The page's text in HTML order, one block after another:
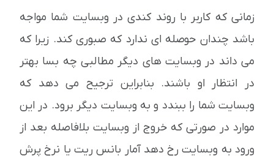
زمانی که کاربر با روند کندی در وبسایت شما مواجه
باشد چندان حوصله ای ندارد که صبوری کند. زیرا که
می داند در وبسایت های دیگر مطالبی چه بسا بهتر
در انتظار او باشند. بنابراین ترجیح می دهد که
وبسایت شما را ببندد و به وبسایت دیگر برود. در این
موارد در صورتی که خروج از وبسایت بلافاصله بعد از
ورود به وبسایت رخ دهد آمار بانس ریت یا نرخ پرش